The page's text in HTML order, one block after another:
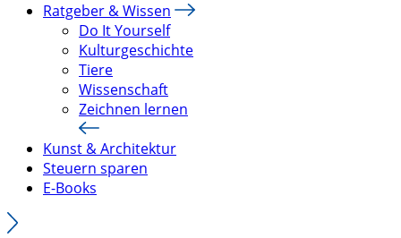
Ratgeber & Wissen
Do It Yourself
Kulturgeschichte
Tiere
Wissenschaft
Zeichnen lernen
Kunst & Architektur
Steuern sparen
E-Books